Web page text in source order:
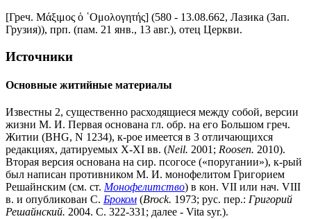
[Греч. Μάξιμος ὁ ῾Ομολογητής] (580 - 13.08.662, Лазика (Зап.
Грузия)), прп. (пам. 21 янв., 13 авг.), отец Церкви.
Источники
Основные житийные материалы
Известны 2, существенно расходящиеся между собой, версии
жизни М. И. Первая основана гл. обр. на его Большом греч.
Житии (BHG, N 1234), к-рое имеется в 3 отличающихся
редакциях, датируемых X-XI вв. (Neil. 2001; Roosen. 2010).
Вторая версия основана на сир. псогосе («поругании»), к-рый
был написан противником М. И. монофелитом Григорием
Решайнским (см. ст. Монофелитство) в кон. VII или нач. VIII
в. и опубликован С. Броком (Brock. 1973; рус. пер.: Григорий
Решайнский. 2004. С. 322-331; далее - Vita syr.).